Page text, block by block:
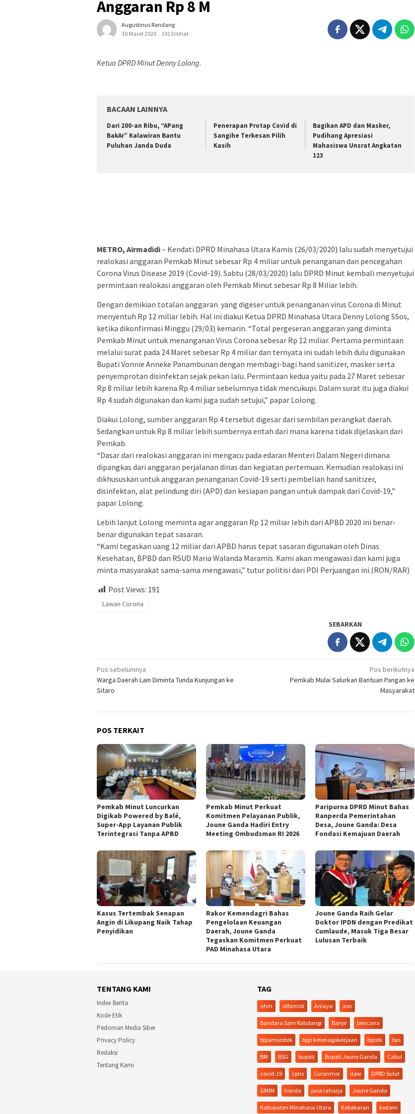
Anggaran Rp 8 M
Augustinus Randang
30 Maret 2020
191 Dilihat
Ketua DPRD Minut Denny Lolong.
BACAAN LAINNYA
Dari 200-an Ribu, “APang
BakAr” Kalawiran Bantu
Puluhan Janda Duda
Penerapan Protap Covid di
Sangihe Terkesan Pilih
Kasih
Bagikan APD dan Masker,
Pudihang Apresiasi
Mahasiswa Unsrat Angkatan
123
METRO, Airmadidi– Kendati DPRD Minahasa Utara Kamis (26/03/2020) lalu sudah menyetujui
realokasi anggaran Pemkab Minut sebesar Rp 4 miliar untuk penanganan dan pencegahan
Corona Virus Disease 2019 (Covid-19). Sabtu (28/03/2020) lalu DPRD Minut kembali menyetujui
permintaan realokasi anggaran oleh Pemkab Minut sebesar Rp 8 Miliar lebih.
Dengan demikian totalan anggaran yang digeser untuk penanganan virus Corona di Minut
menyentuh Rp 12 miliar lebih. Hal ini diakui Ketua DPRD Minahasa Utara Denny Lolong SSos,
ketika dikonfirmasi Minggu (29/03) kemarin. “Total pergeseran anggaran yang diminta
Pemkab Minut untuk menanganan Virus Corona sebesar Rp 12 miliar. Pertama permintaan
melalui surat pada 24 Maret sebesar Rp 4 miliar dan ternyata ini sudah lebih dulu digunakan
Bupati Vonnie Anneke Panambunan dengan membagi-bagi hand sanitizer, masker serta
penyemprotan disinfektan sejak pekan lalu. Permintaan kedua yaitu pada 27 Maret sebesar
Rp 8 miliar lebih karena Rp 4 miliar sebelumnya tidak mencukupi. Dalam surat itu juga diakui
Rp 4 sudah digunakan dan kami juga sudah setujui,” papar Lolong.
Diakui Lolong, sumber anggaran Rp 4 tersebut digesar dari sembilan perangkat daerah.
Sedangkan untuk Rp 8 miliar lebih sumbernya entah dari mana karena tidak dijelaskan dari
Pemkab.
“Dasar dari realokasi anggaran ini mengacu pada edaran Menteri Dalam Negeri dimana
dipangkas dari anggaran perjalanan dinas dan kegiatan pertemuan. Kemudian realokasi ini
dikhususkan untuk anggaran penanganan Covid-19 serti pembelian hand sanitizer,
disinfektan, alat pelindung diri (APD) dan kesiapan pangan untuk dampak dari Covid-19,”
papar Lolong.
Lebih lanjut Lolong meminta agar anggaran Rp 12 miliar lebih dari APBD 2020 ini benar-
benar digunakan tepat sasaran.
“Kami tegaskan uang 12 miliar dari APBD harus tepat sasaran digunakan oleh Dinas
Kesehatan, BPBD dan RSUD Maria Walanda Maramis. Kami akan mengawasi dan kami juga
minta masyarakat sama-sama mengawasi,” tutur politisi dari PDI Perjuangan ini.(RON/RAR)
Post Views: 191
Lawan Corona
SEBARKAN
Navigasi
pos
Pos sebelumnya
Warga Daerah Lain Diminta Tunda Kunjungan ke
Sitaro
Pos berikutnya
Pemkab Mulai Salurkan Bantuan Pangan ke
Masyarakat
POS TERKAIT
Pemkab Minut Luncurkan
Digikab Powered by Balé,
Super-App Layanan Publik
Terintegrasi Tanpa APBD
Pemkab Minut Perkuat
Komitmen Pelayanan Publik,
Joune Ganda Hadiri Entry
Meeting Ombudsman RI 2026
Paripurna DPRD Minut Bahas
Ranperda Pemerintahan
Desa, Joune Ganda: Desa
Fondasi Kemajuan Daerah
Kasus Tertembak Senapan
Angin di Likupang Naik Tahap
Penyidikan
Rakor Kemendagri Bahas
Pengelolaan Keuangan
Daerah, Joune Ganda
Tegaskan Komitmen Perkuat
PAD Minahasa Utara
Joune Ganda Raih Gelar
Doktor IPDN dengan Predikat
Cumlaude, Masuk Tiga Besar
Lulusan Terbaik
TENTANG KAMI
Index Berita
Kode Etik
Pedoman Media Siber
Privacy Policy
Redaksi
Tentang Kami
TAG
ahm alfamidi Aniaya asn
Bandara Sam Ratulangi Banjir bencana
bpjamsostek bpjs ketenagakerjaan bpjstk bps
BRI BSG bupati Bupati Joune Ganda Cabul
covid-19 cpns Curanmor daw DPRD Sulut
GMIM honda jasa raharja Joune Ganda
Kabupaten Minahasa Utara Kebakaran kodam